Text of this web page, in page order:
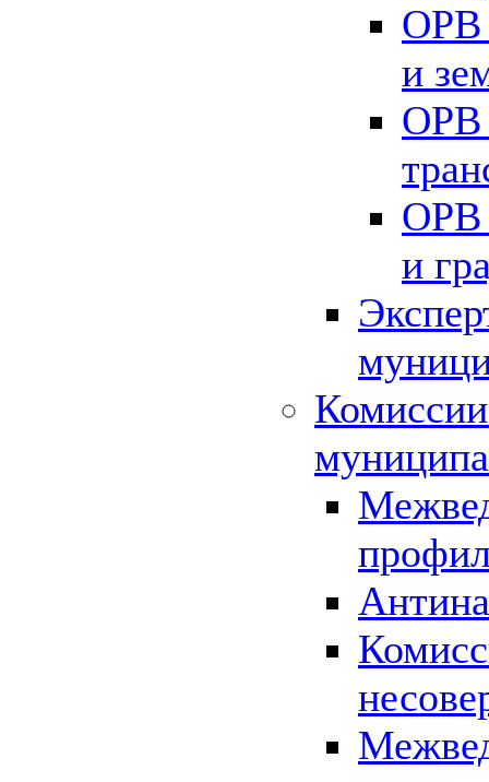
ОРВ
и
ОРВ
ОРВ
и